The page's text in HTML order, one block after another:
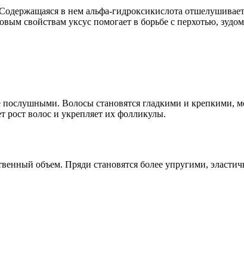
в нем альфа-гидроксикислота
свойствам уксус помогает в борьбе с перхотью,
послушными. Волосы становятся гладкими и крепкими,
рост волос и укрепляет их фолликулы.
объем. Пряди становятся более упругими,